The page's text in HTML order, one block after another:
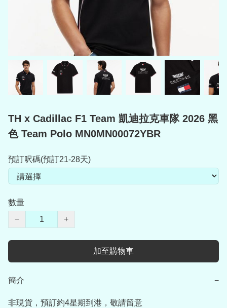
TH x Cadillac F1 Team 凱迪拉克車隊 2026 黑
色 Team Polo MN0MN00072YBR
預訂呎碼(預訂21-28天)
數量
−
+
加至購物車
簡介 −
非現貨，預訂約4星期到港，敬請留意